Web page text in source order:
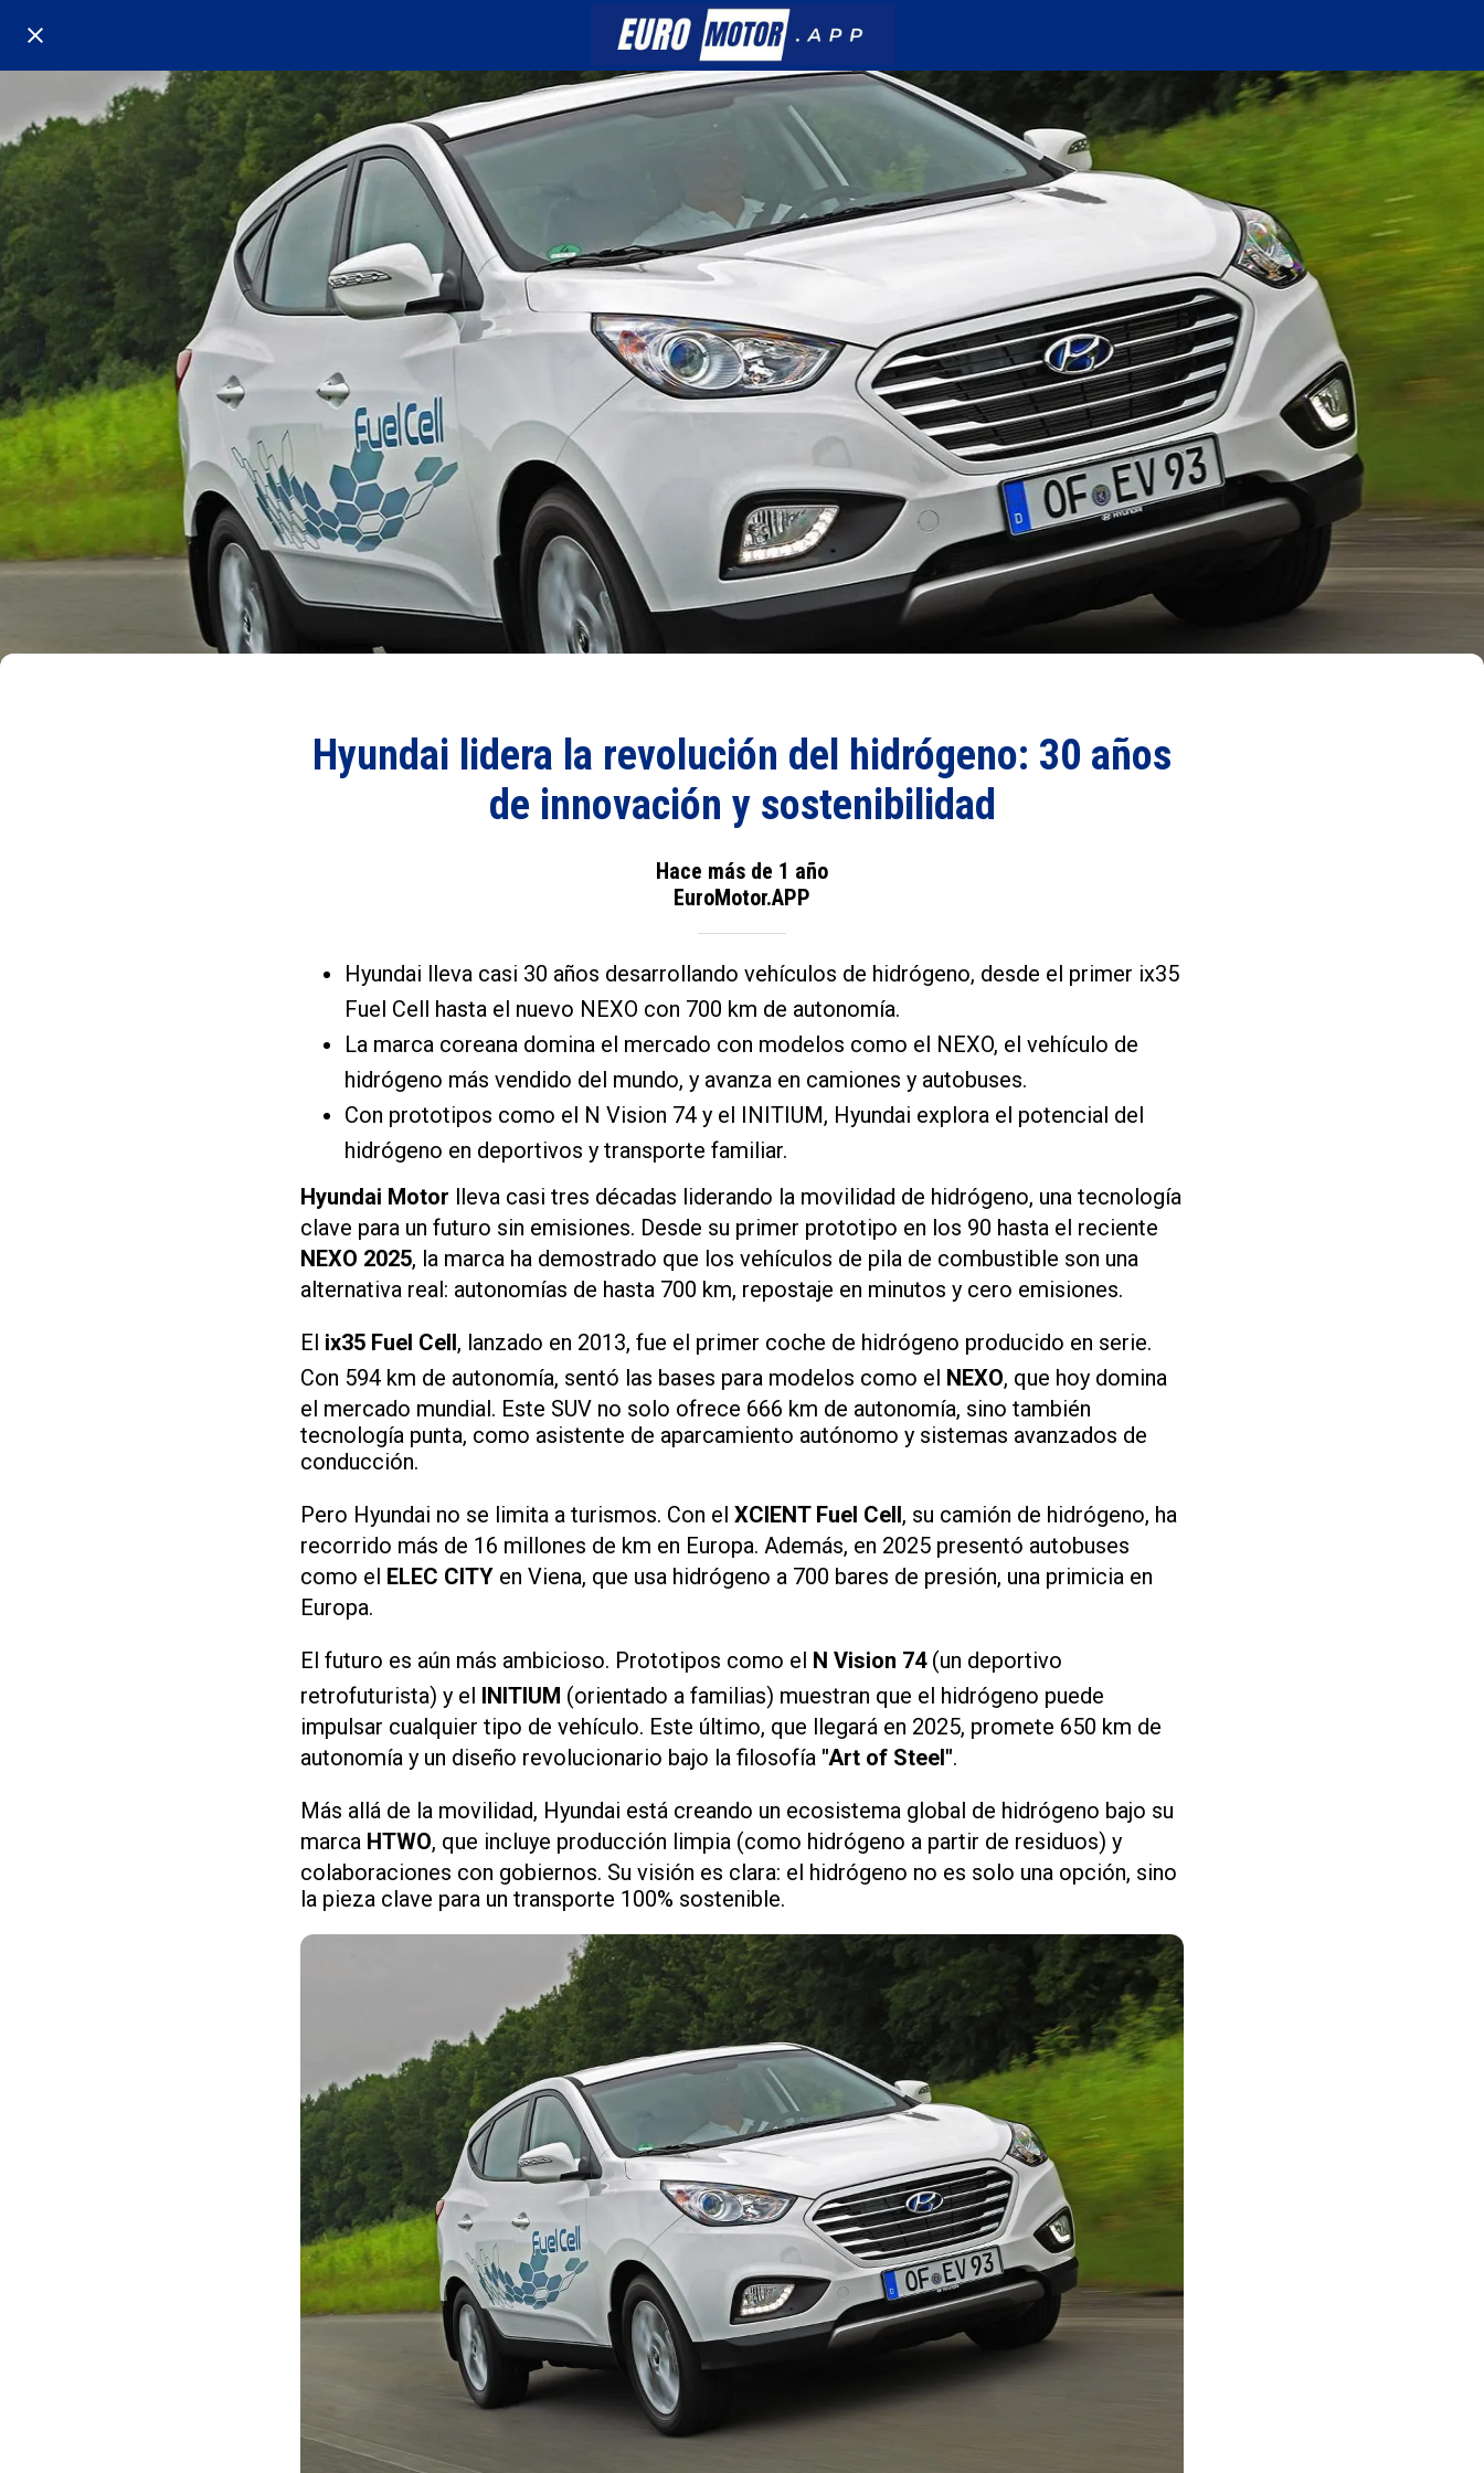
Hyundai lidera la revolución del hidrógeno: 30 años
de innovación y sostenibilidad
Hace más de 1 año
EuroMotor.APP
Hyundai lleva casi 30 años desarrollando vehículos de hidrógeno, desde el primer ix35
Fuel Cell hasta el nuevo NEXO con 700 km de autonomía.
La marca coreana domina el mercado con modelos como el NEXO, el vehículo de
hidrógeno más vendido del mundo, y avanza en camiones y autobuses.
Con prototipos como el N Vision 74 y el INITIUM, Hyundai explora el potencial del
hidrógeno en deportivos y transporte familiar.
Hyundai Motor lleva casi tres décadas liderando la movilidad de hidrógeno, una tecnología
clave para un futuro sin emisiones. Desde su primer prototipo en los 90 hasta el reciente
NEXO 2025, la marca ha demostrado que los vehículos de pila de combustible son una
alternativa real: autonomías de hasta 700 km, repostaje en minutos y cero emisiones.
El ix35 Fuel Cell, lanzado en 2013, fue el primer coche de hidrógeno producido en serie.
Con 594 km de autonomía, sentó las bases para modelos como el NEXO, que hoy domina
el mercado mundial. Este SUV no solo ofrece 666 km de autonomía, sino también
tecnología punta, como asistente de aparcamiento autónomo y sistemas avanzados de
conducción.
Pero Hyundai no se limita a turismos. Con el XCIENT Fuel Cell, su camión de hidrógeno, ha
recorrido más de 16 millones de km en Europa. Además, en 2025 presentó autobuses
como el ELEC CITY en Viena, que usa hidrógeno a 700 bares de presión, una primicia en
Europa.
El futuro es aún más ambicioso. Prototipos como el N Vision 74(un deportivo
retrofuturista) y el INITIUM (orientado a familias) muestran que el hidrógeno puede
impulsar cualquier tipo de vehículo. Este último, que llegará en 2025, promete 650 km de
autonomía y un diseño revolucionario bajo la filosofía "Art of Steel".
Más allá de la movilidad, Hyundai está creando un ecosistema global de hidrógeno bajo su
marca HTWO, que incluye producción limpia (como hidrógeno a partir de residuos) y
colaboraciones con gobiernos. Su visión es clara: el hidrógeno no es solo una opción, sino
la pieza clave para un transporte 100% sostenible.